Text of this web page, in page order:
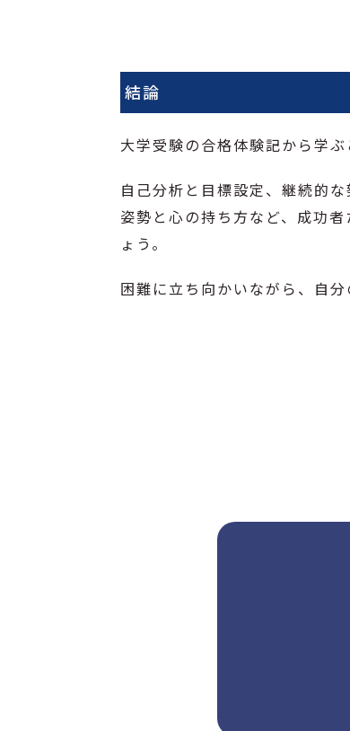
結論
大学受験の合格体験記から学ぶ
自己分析と目標設定、継続的
姿勢と心の持ち方など、成功
ょう。
困難に立ち向かいながら、自